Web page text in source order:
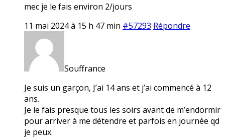
mec je le fais environ 2/jours
11 mai 2024 à 15 h 47 min #57293 Répondre
Souffrance
Je suis un garçon, J’ai 14 ans et j’ai commencé à 12
ans.
Je le fais presque tous les soirs avant de m’endormir
pour arriver à me détendre et parfois en journée qd
je peux.